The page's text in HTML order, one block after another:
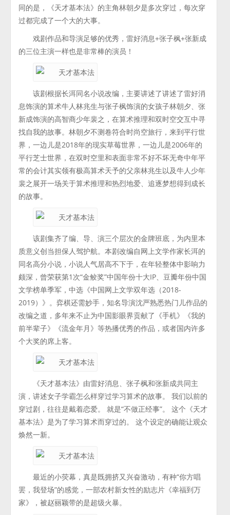
同的是，《天才基本法》的主角林朝夕是多次穿过，每次穿
过都完成了一个大的大事。
戏剧作品和导演足够的优秀，雷好消息+张子枫+张新成
的三位主演一样也是非常棒的演员！
该剧根据长洱同名小说改编，主要讲述了讲述了雷好消
息饰演的算术牛人林兆生与张子枫饰演的女孩子林朝夕、张
新成饰演的高智商少年裴之，在算术推理和双时空交互中寻
找自我的故事。林朝夕不测卷符合时尚空旅行，来到平行世
界，一边儿是2018年的现实草莓世界，一边儿是2006年的
平行芝士世界，在双时空里和表面非常不好不坏无奇中年平
常的会计其实领有极高算术天予的父亲林兆生以及牛人少年
裴之展开一场关于算术推理和热烈地爱、追逐梦想得到成长
的故事。
该剧集齐了编、导、演三个层次的金牌班底，为内里本
质意义创当担保人驾护航。本剧改编自网上文学作家长洱的
同名高分小说，小说人气居高不下于，在年轻整体中影响力
颇深，曾荣获第1次“金鲛奖”中国年份十大IP、豆瓣年份中国
文学榜单季军，中选《中国网上文学双年选（2018-
2019）》。弈棋还需妙手，知名导演沈严熟悉热门儿作品的
改编之道，多年来不止为中国影眼界贡献了《手机》《我的
前半辈子》《流金年月》等热播优秀的作品，或者国内许多
个大奖的席上客。
《天才基本法》由雷好消息、张子枫和张新成共同主
演，讲述女子学霸怎么样穿过学习算术的故事。 我们以前的
穿过剧，往往是戴着恋爱。 就是“不做正经事”。 这个《天才
基本法》是为了学习算术而穿过的。 这个设定的确能让观众
焕然一新。
最近的小荧幕，真是既拥挤又兴奋激动，有种“你方唱
罢，我登场”的感觉，一部农村新女性的励志片《幸福到万
家》，被赵丽颖带的是超级火暴。